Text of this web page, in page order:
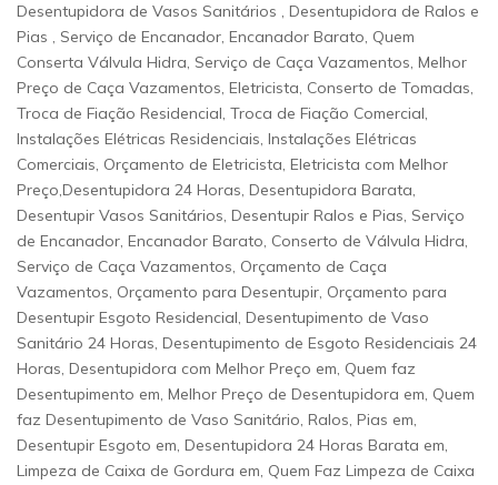
Desentupidora de Vasos Sanitários , Desentupidora de Ralos e
Pias , Serviço de Encanador, Encanador Barato, Quem
Conserta Válvula Hidra, Serviço de Caça Vazamentos, Melhor
Preço de Caça Vazamentos, Eletricista, Conserto de Tomadas,
Troca de Fiação Residencial, Troca de Fiação Comercial,
Instalações Elétricas Residenciais, Instalações Elétricas
Comerciais, Orçamento de Eletricista, Eletricista com Melhor
Preço,Desentupidora 24 Horas, Desentupidora Barata,
Desentupir Vasos Sanitários, Desentupir Ralos e Pias, Serviço
de Encanador, Encanador Barato, Conserto de Válvula Hidra,
Serviço de Caça Vazamentos, Orçamento de Caça
Vazamentos, Orçamento para Desentupir, Orçamento para
Desentupir Esgoto Residencial, Desentupimento de Vaso
Sanitário 24 Horas, Desentupimento de Esgoto Residenciais 24
Horas, Desentupidora com Melhor Preço em, Quem faz
Desentupimento em, Melhor Preço de Desentupidora em, Quem
faz Desentupimento de Vaso Sanitário, Ralos, Pias em,
Desentupir Esgoto em, Desentupidora 24 Horas Barata em,
Limpeza de Caixa de Gordura em, Quem Faz Limpeza de Caixa